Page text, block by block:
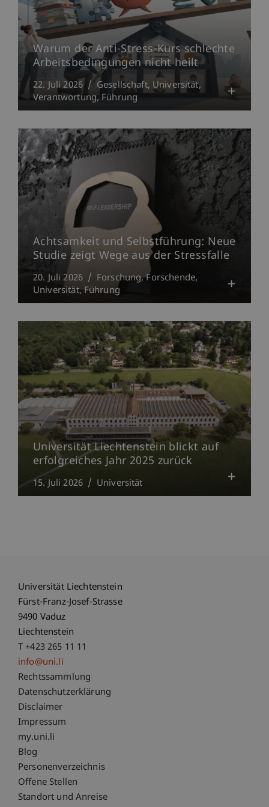
Warum der Anti-Stress-Kurs schlechte
Arbeitsbedingungen nicht heilt
22. Juli 2026 Gesellschaft Universität
Verantwortung Führung
Achtsamkeit und Selbstführung: Neue
Studie zeigt Wege aus der Stressfalle
20. Juli 2026 Forschung Forschende
Universität Führung
Universität Liechtenstein blickt auf
erfolgreiches Jahr 2025 zurück
15. Juli 2026 Universität
Universität Liechtenstein
Fürst-Franz-Josef-Strasse
9490 Vaduz
Liechtenstein
T +423 265 11 11
info@uni.li
Fußzeile Rechtliche Hinweise
Rechtssammlung
Datenschutzerklärung
Disclaimer
Impressum
Fußzeile Subdomain-Verzeichnis
my.uni.li
Blog
Personenverzeichnis
Offene Stellen
Standort und Anreise